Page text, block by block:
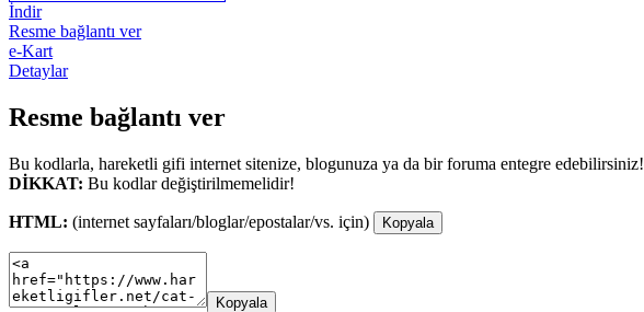
İndir
Resme bağlantı ver
e-Kart
Detaylar
Resme bağlantı ver
Bu kodlarla, hareketli gifi internet sitenize, blogunuza ya da bir foruma entegre edebilirsiniz!
DİKKAT: Bu kodlar değiştirilmemelidir!
HTML: (internet sayfaları/bloglar/epostalar/vs. için) Kopyala
Kopyala